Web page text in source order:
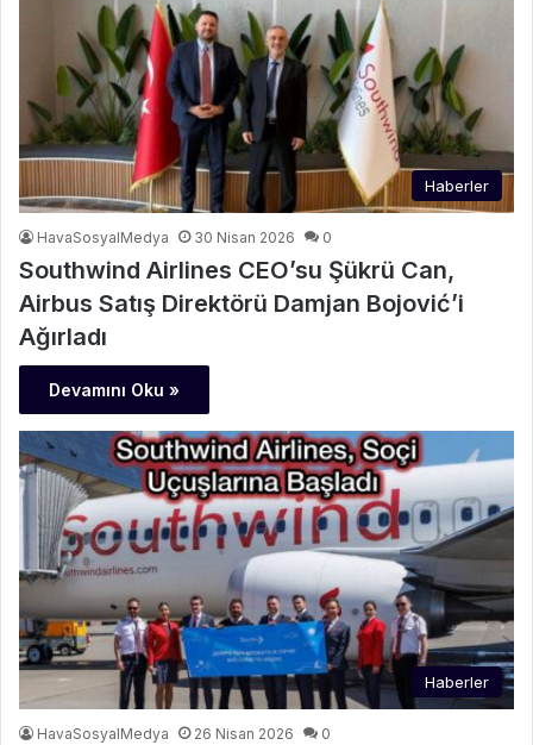
Haberler
HavaSosyalMedya 30 Nisan 2026 0
Southwind Airlines CEO’su Şükrü Can,
Airbus Satış Direktörü Damjan Bojović’i
Ağırladı
Devamını Oku »
Haberler
HavaSosyalMedya 26 Nisan 2026 0